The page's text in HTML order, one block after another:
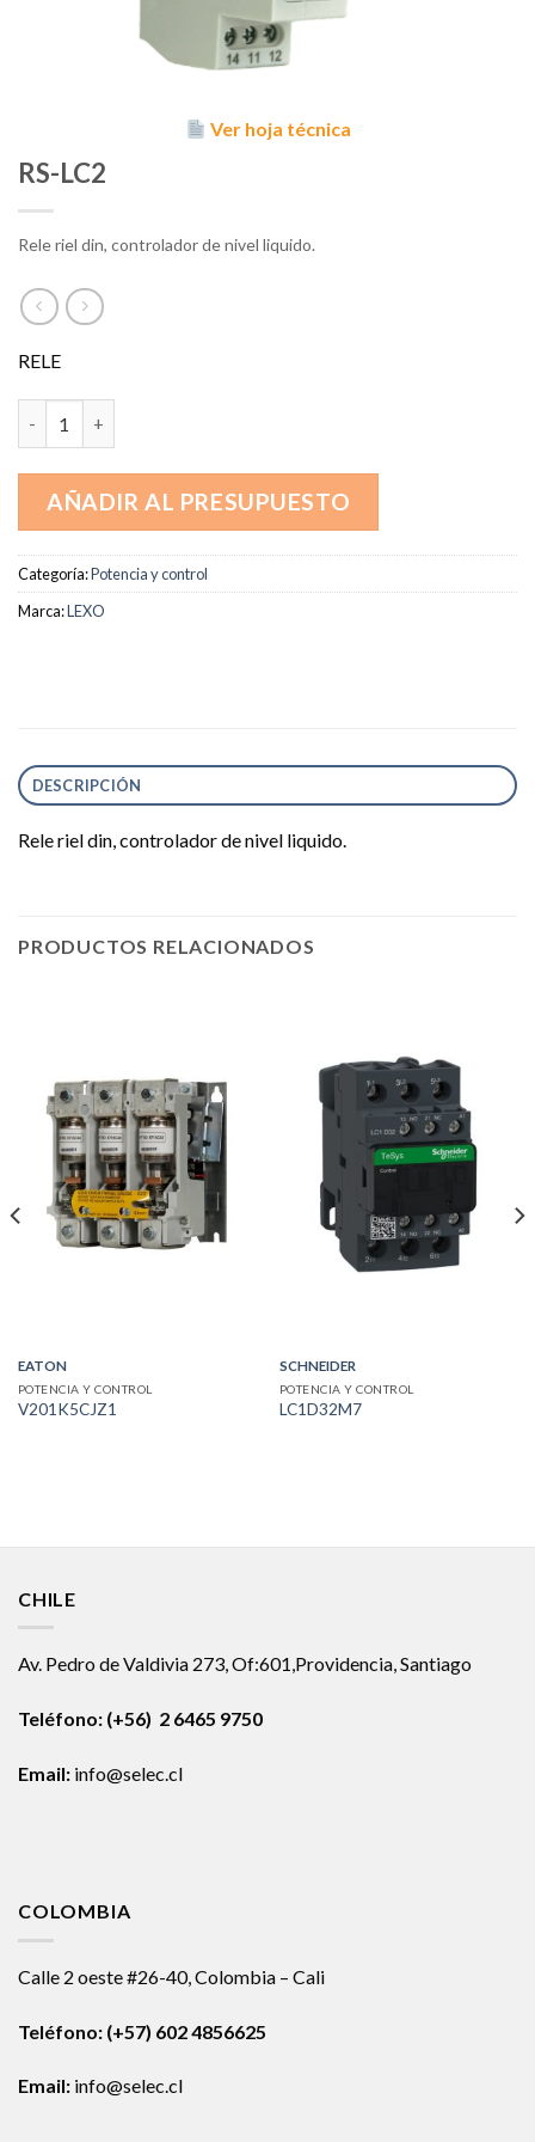
Ver hoja técnica
RS-LC2
Rele riel din, controlador de nivel liquido.
RELE
AÑADIR AL PRESUPUESTO
Categoría:Potencia y control
Marca:LEXO
DESCRIPCIÓN
Rele riel din, controlador de nivel liquido.
PRODUCTOS RELACIONADOS
EATON
POTENCIA Y CONTROL
V201K5CJZ1
SCHNEIDER
POTENCIA Y CONTROL
LC1D32M7
CHILE
Av. Pedro de Valdivia 273, Of:601,Providencia, Santiago
Teléfono: (+56) 2 6465 9750
Email: info@selec.cl
COLOMBIA
Calle 2 oeste #26-40, Colombia – Cali
Teléfono: (+57) 602 4856625
Email: info@selec.cl